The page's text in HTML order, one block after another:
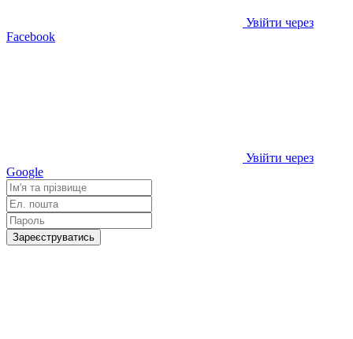
Увійти через
Facebook
Увійти через
Google
Зареєструватись